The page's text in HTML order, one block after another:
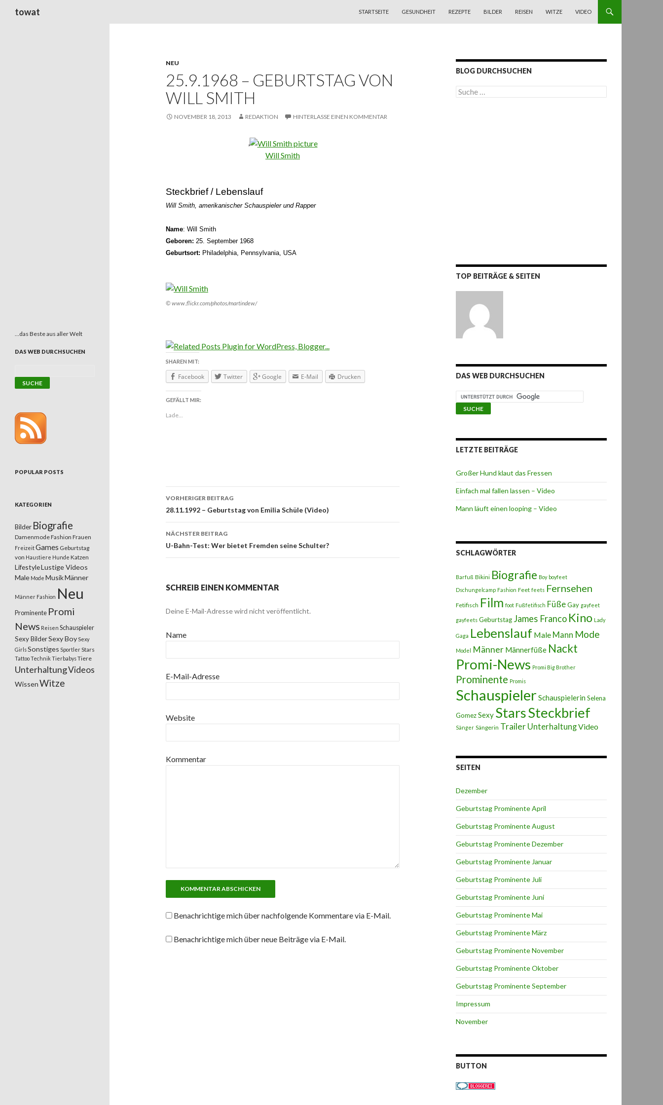
towat
STARTSEITE
GESUNDHEIT REZEPTE BILDER REISEN WITZE VIDEO
NEU
25.9.1968 – GEBURTSTAG VON
WILL SMITH
NOVEMBER 18, 2013 REDAKTION HINTERLASSE EINEN KOMMENTAR
,
Will Smith
Steckbrief / Lebenslauf
Will Smith, amerikanischer Schauspieler und Rapper
Name: Will Smith
Geboren: 25. September 1968
Geburtsort: Philadelphia, Pennsylvania, USA
© www.flickr.com/photos/martindew/
SHAREN MIT:
Facebook Twitter Google E-Mail Drucken
GEFÄLLT MIR:
Lade...
Beitragsnavigation
VORHERIGER BEITRAG
28.11.1992 – Geburtstag von Emilia Schüle (Video)
NÄCHSTER BEITRAG
U-Bahn-Test: Wer bietet Fremden seine Schulter?
SCHREIB EINEN KOMMENTAR
Deine E-Mail-Adresse wird nicht veröffentlicht.
Name
E-Mail-Adresse
Website
Kommentar
Benachrichtige mich über nachfolgende Kommentare via E-Mail.
Benachrichtige mich über neue Beiträge via E-Mail.
BLOG DURCHSUCHEN
S
u
TOP BEITRÄGE & SEITEN
DAS WEB DURCHSUCHEN
LETZTE BEITRÄGE
Großer Hund klaut das Fressen
Einfach mal fallen lassen – Video
Mann läuft einen looping – Video
SCHLAGWÖRTER
Barfuß Bikini Biografie Boy boyfeet
Dschungelcamp Fashion Feet feets Fernsehen
Fetifisch Film foot Fußfetifisch FüßeGay gayfeet
gayfeets Geburtstag James Franco Kino Lady
Gaga Lebenslauf Male Mann Mode
Model Männer Männerfüße Nackt
Promi-News Promi Big Brother
Prominente Promis
Schauspieler Schauspielerin Selena
GomezSexy StarsSteckbrief
Sänger Sängerin Trailer UnterhaltungVideo
SEITEN
Dezember
Geburtstag Prominente April
Geburtstag Prominente August
Geburtstag Prominente Dezember
Geburtstag Prominente Januar
Geburtstag Prominente Juli
Geburtstag Prominente Juni
Geburtstag Prominente Mai
Geburtstag Prominente März
Geburtstag Prominente November
Geburtstag Prominente Oktober
Geburtstag Prominente September
Impressum
November
BUTTON
…das Beste aus aller Welt
DAS WEB DURCHSUCHEN
POPULAR POSTS
KATEGORIEN
Bilder Biografie
DamenmodeFashion Frauen
FreizeitGames Geburtstag
von Haustiere Hunde Katzen
LifestyleLustige Videos
Male Mode MusikMänner
Männer Fashion Neu
Prominente Promi
News Reisen Schauspieler
Sexy BilderSexy Boy Sexy
GirlsSonstiges SportlerStars
TattooTechnikTierbabysTiere
UnterhaltungVideos
WissenWitze